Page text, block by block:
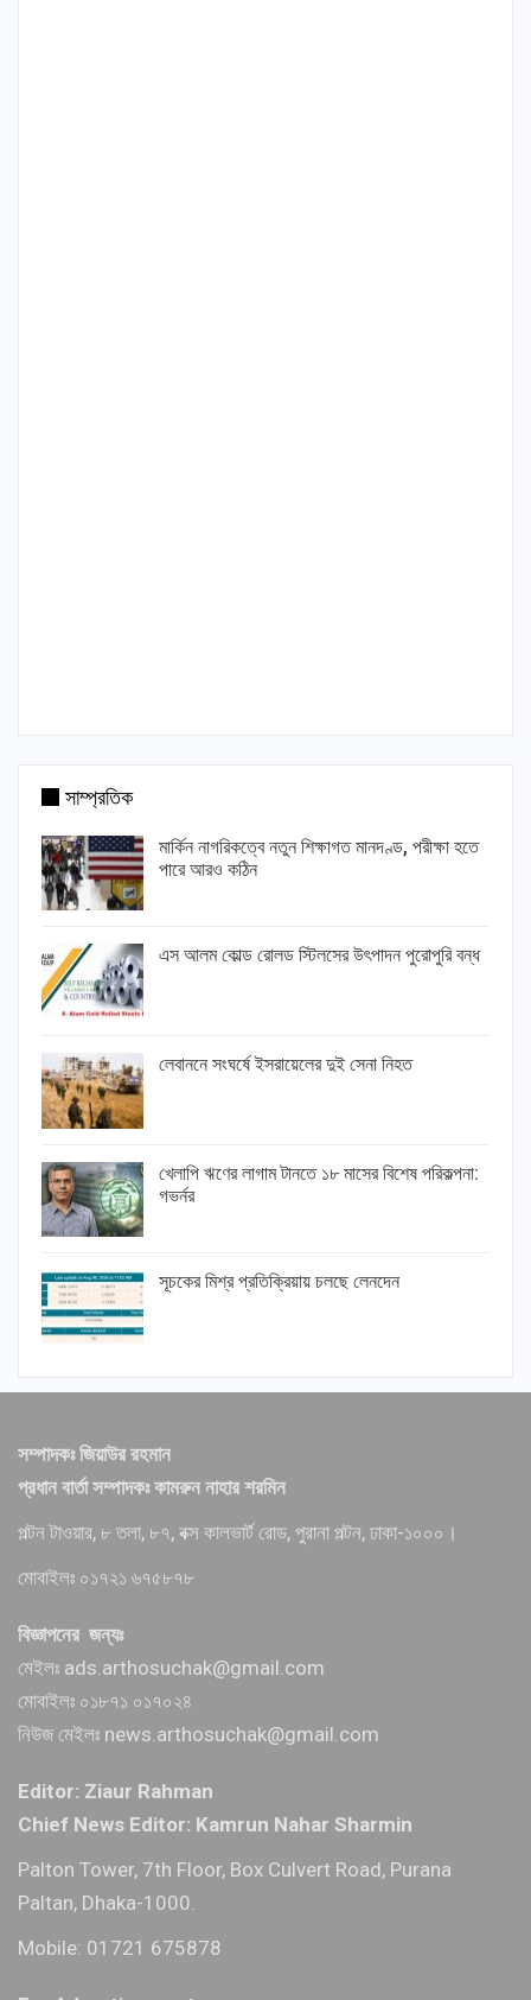
সাম্প্রতিক
মার্কিন নাগরিকত্বে নতুন শিক্ষাগত মানদণ্ড, পরীক্ষা হতে
পারে আরও কঠিন
এস আলম কোল্ড রোলড স্টিলসের উৎপাদন পুরোপুরি বন্ধ
লেবাননে সংঘর্ষে ইসরায়েলের দুই সেনা নিহত
খেলাপি ঋণের লাগাম টানতে ১৮ মাসের বিশেষ পরিকল্পনা:
গভর্নর
সূচকের মিশ্র প্রতিক্রিয়ায় চলছে লেনদেন
সম্পাদকঃ জিয়াউর রহমান
প্রধান বার্তা সম্পাদকঃ কামরুন নাহার শরমিন
পল্টন টাওয়ার, ৮ তলা, ৮৭, বক্স কালভার্ট রোড, পুরানা পল্টন, ঢাকা-১০০০।
মোবাইলঃ ০১৭২১ ৬৭৫৮৭৮
বিজ্ঞাপনের জন্যঃ
মেইলঃ ads.arthosuchak@gmail.com
মোবাইলঃ ০১৮৭১ ০১৭০২৪
নিউজ মেইলঃ news.arthosuchak@gmail.com
Editor: Ziaur Rahman
Chief News Editor: Kamrun Nahar Sharmin
Palton Tower, 7th Floor, Box Culvert Road, Purana
Paltan, Dhaka-1000.
Mobile: 01721 675878